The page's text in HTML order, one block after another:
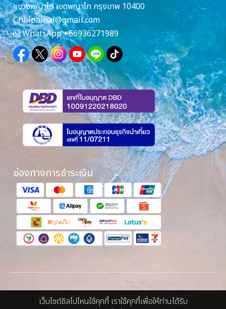
แขวงพญาไท เขตพญาไท กรุงเทพ 10400
Chillpainai@gmail.com
WhatsApp+66936271989
ช่องทางการชำระเงิน
ใบอนุญาตประกอบธุรกิจนำเที่ยว เลขที่ 11/07211
เว็บไซต์ชิลไปไหนใช้คุกกี้ เราใช้คุกกี้เพื่อให้ท่านได้รับ